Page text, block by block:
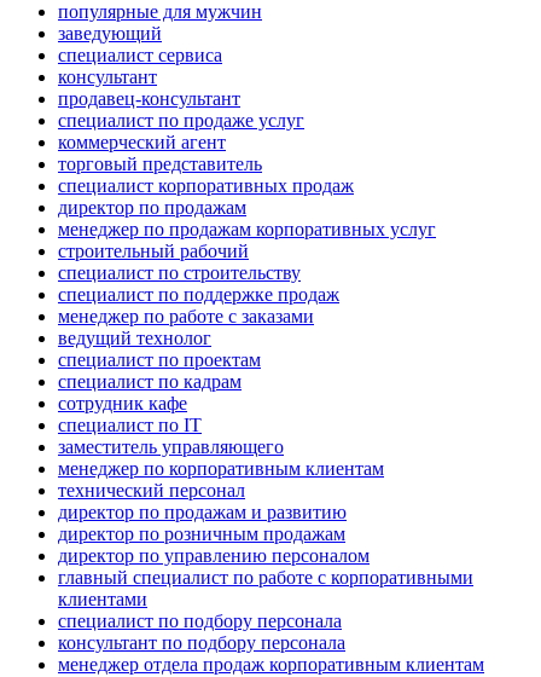
популярные для мужчин
заведующий
специалист сервиса
консультант
продавец-консультант
специалист по продаже услуг
коммерческий агент
торговый представитель
специалист корпоративных продаж
директор по продажам
менеджер по продажам корпоративных услуг
строительный рабочий
специалист по строительству
специалист по поддержке продаж
менеджер по работе с заказами
ведущий технолог
специалист по проектам
специалист по кадрам
сотрудник кафе
специалист по IT
заместитель управляющего
менеджер по корпоративным клиентам
технический персонал
директор по продажам и развитию
директор по розничным продажам
директор по управлению персоналом
главный специалист по работе с корпоративными
клиентами
специалист по подбору персонала
консультант по подбору персонала
менеджер отдела продаж корпоративным клиентам